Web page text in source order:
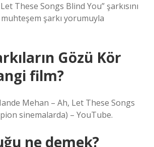
These Songs Blind You” şarkısını
şarkı yorumuyla
Gözü Kör
film?
Mehan – Ah, Let These Songs
sinemalarda) – YouTube.
ne demek?